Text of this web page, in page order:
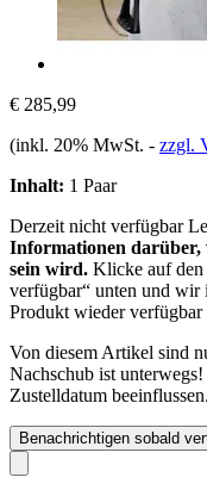
€ 285,99
(inkl. 20% MwSt. - zzgl.
Inhalt: 1 Paar
Derzeit nicht verfügbar
Informationen darüber,
sein wird. Klicke auf den
verfügbar“ unten und wir
Produkt wieder verfügbar
Von diesem Artikel sind
Nachschub ist
Zustelldatum beeinflussen.
Benachrichtigen sobald